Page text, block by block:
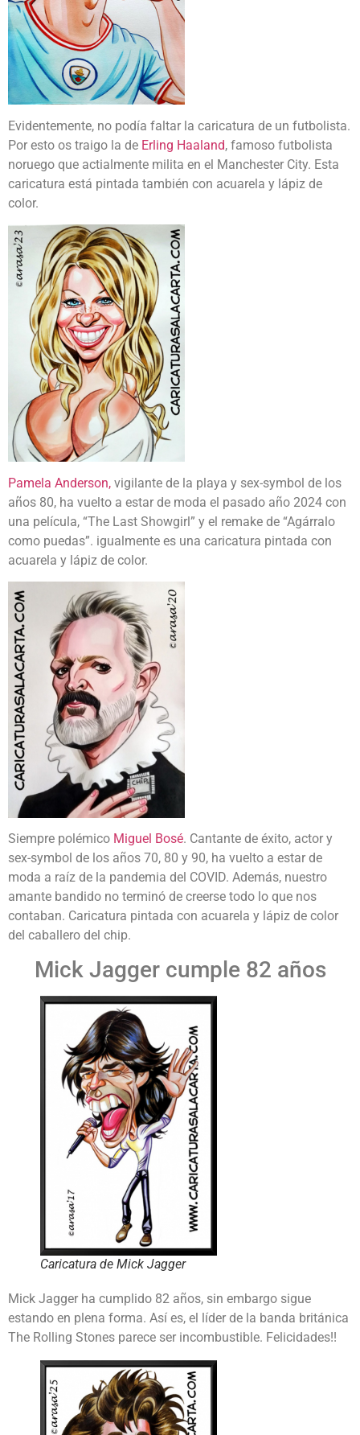
Evidentemente, no podía faltar la caricatura de un futbolista.
Por esto os traigo la de Erling Haaland, famoso futbolista
noruego que actialmente milita en el Manchester City. Esta
caricatura está pintada también con acuarela y lápiz de
color.
Pamela Anderson, vigilante de la playa y sex-symbol de los
años 80, ha vuelto a estar de moda el pasado año 2024 con
una película, “The Last Showgirl” y el remake de “Agárralo
como puedas”. igualmente es una caricatura pintada con
acuarela y lápiz de color.
Siempre polémico Miguel Bosé. Cantante de éxito, actor y
sex-symbol de los años 70, 80 y 90, ha vuelto a estar de
moda a raíz de la pandemia del COVID. Además, nuestro
amante bandido no terminó de creerse todo lo que nos
contaban. Caricatura pintada con acuarela y lápiz de color
del caballero del chip.
Mick Jagger cumple 82 años
Caricatura de Mick Jagger
Mick Jagger ha cumplido 82 años, sin embargo sigue
estando en plena forma. Así es, el líder de la banda británica
The Rolling Stones parece ser incombustible. Felicidades!!